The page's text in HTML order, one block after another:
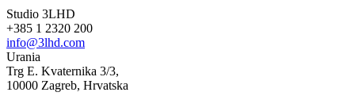
Studio 3LHD
+385 1 2320 200
info@3lhd.com
Urania
Trg E. Kvaternika 3/3,
10000 Zagreb, Hrvatska